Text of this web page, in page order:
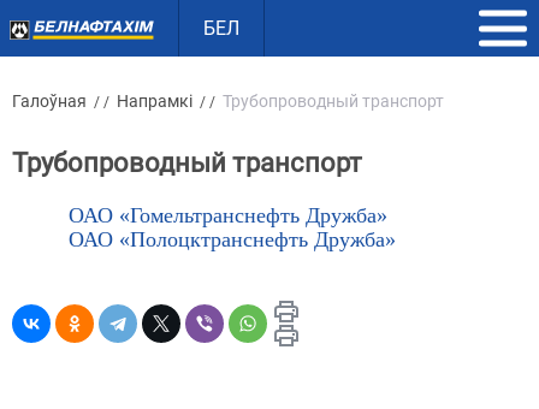
БЕЛ
Галоўная / / Напрамкі / / Трубопроводный транспорт
Трубопроводный транспорт
ОАО «Гомельтранснефть Дружба»
ОАО «Полоцктранснефть Дружба»